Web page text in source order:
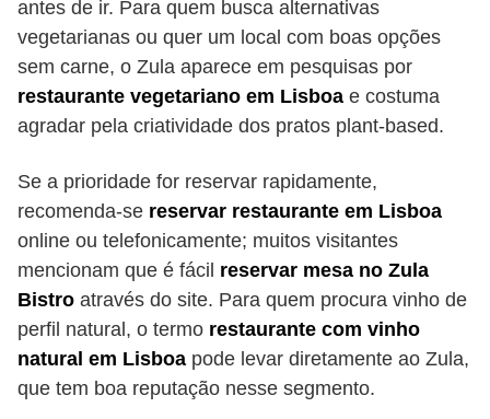
antes de ir. Para quem busca alternativas
vegetarianas ou quer um local com boas opções
sem carne, o Zula aparece em pesquisas por
restaurante vegetariano em Lisboa e costuma
agradar pela criatividade dos pratos plant-based.
Se a prioridade for reservar rapidamente,
recomenda-se reservar restaurante em Lisboa
online ou telefonicamente; muitos visitantes
mencionam que é fácil reservar mesa no Zula
Bistro através do site. Para quem procura vinho de
perfil natural, o termo restaurante com vinho
natural em Lisboa pode levar diretamente ao Zula,
que tem boa reputação nesse segmento.